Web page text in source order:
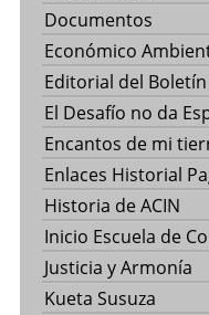
Documentos
Económico
Editorial del
El Desafío no da
Encantos de mi
Enlaces Historial
Historia de ACIN
Inicio Escuela de
Justicia y Armonía
Kueta Susuza